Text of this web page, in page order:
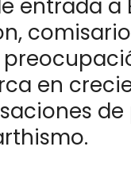
entrada a
en